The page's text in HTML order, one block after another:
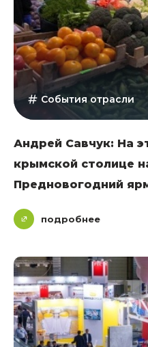
События отрасли
Андрей Савчук: На
крымской столице
Предновогодний
подробнее